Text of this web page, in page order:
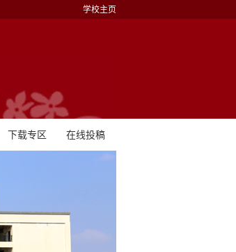
学校主页
下载专区 在线投稿